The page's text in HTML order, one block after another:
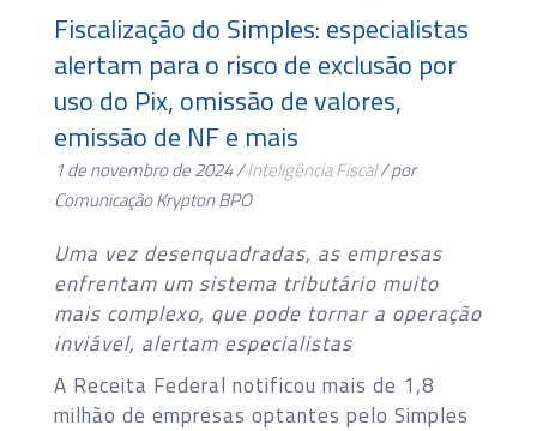
Fiscalização do Simples: especialistas
alertam para o risco de exclusão por
uso do Pix, omissão de valores,
emissão de NF e mais
1 de novembro de 2024 /Inteligência Fiscal/ por
Comunicação Krypton BPO
Uma vez desenquadradas, as empresas
enfrentam um sistema tributário muito
mais complexo, que pode tornar a operação
inviável, alertam especialistas
A Receita Federal notificou mais de 1,8
milhão de empresas optantes pelo Simples